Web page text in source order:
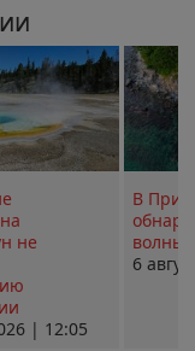
не
| 12:05
В
волны
6